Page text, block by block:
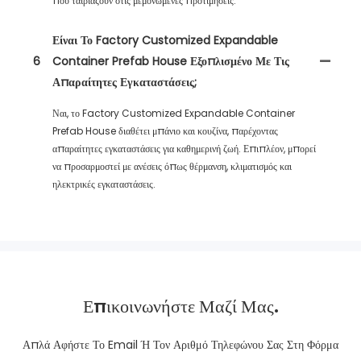
6
Είναι Το Factory Customized Expandable
Container Prefab House Εξοπλισμένο Με Τις
Απαραίτητες Εγκαταστάσεις;
Ναι, το Factory Customized Expandable Container
Prefab House διαθέτει μπάνιο και κουζίνα, παρέχοντας
απαραίτητες εγκαταστάσεις για καθημερινή ζωή. Επιπλέον, μπορεί
να προσαρμοστεί με ανέσεις όπως θέρμανση, κλιματισμός και
ηλεκτρικές εγκαταστάσεις.
Επικοινωνήστε Μαζί Μας.
Απλά Αφήστε Το Email Ή Τον Αριθμό Τηλεφώνου Σας Στη Φόρμα